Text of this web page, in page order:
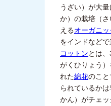
うざい） が大
か） の栽培 （
えるオーガニ
をインドなど
コットンとは
がくひりょう）
れた綿花のこ
られているか
かん） がチェ